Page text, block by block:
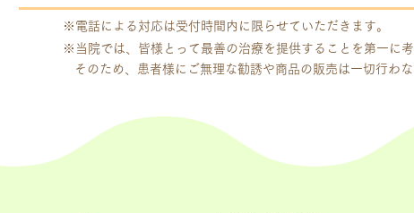
※電話による対応は受付時間内に限らせていただきます。
※当院では、皆様とって最善の治療を提供することを第一に考
そのため、患者様にご無理な勧誘や商品の販売は一切行わ